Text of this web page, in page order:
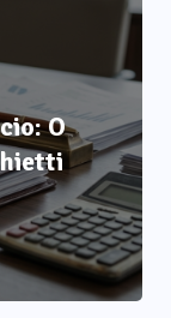
O